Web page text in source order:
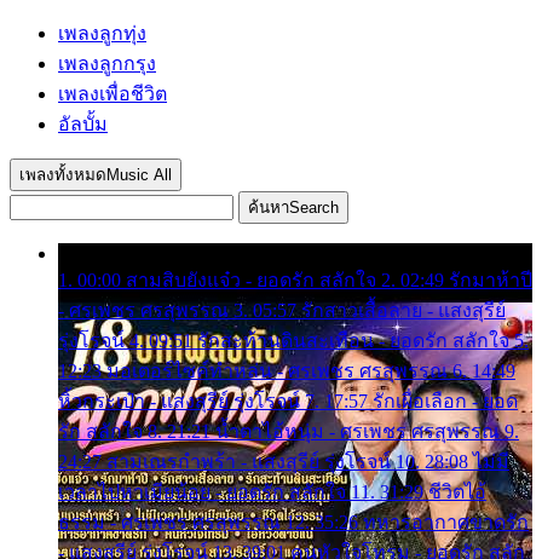
เพลงลูกทุ่ง
เพลงลูกกรุง
เพลงเพื่อชีวิต
อัลบั้ม
เพลงทั้งหมด Music All
ค้นหาSearch
1. 00:00 สามสิบยังแจ๋ว - ยอดรัก สลักใจ 2. 02:49 รักมาห้าปี
- ศรเพชร ศรสุพรรณ 3. 05:57 รักสาวเสื้อลาย - แสงสุรีย์
รุ่งโรจน์ 4. 09:51 รักสะท้านดินสะเทือน - ยอดรัก สลักใจ 5.
12:23 มอเตอร์ไซค์ทำหล่น - ศรเพชร ศรสุพรรณ 6. 14:49
หิ้วกระเป๋า - แสงสุรีย์ รุ่งโรจน์ 7. 17:57 รักเผื่อเลือก - ยอด
รัก สลักใจ 8. 21:21 น้ำตาไอ้หนุ่ม - ศรเพชร ศรสุพรรณ 9.
24:27 สามเณรกำพร้า - แสงสุรีย์ รุ่งโรจน์ 10. 28:08 ไม่มี
เวลาไปหาเมียน้อย - ยอดรัก สลักใจ 11. 31:29 ชีวิตไอ้
ธรรม - ศรเพชร ศรสุพรรณ 12. 35:26 ทหารอากาศขาดรัก
- แสงสุรีย์ รุ่งโรจน์ 13. 39:01 คนหัวใจโทรม - ยอดรัก สลัก